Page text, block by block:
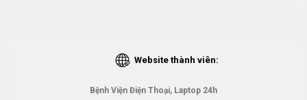
Website thành viên:
Bệnh Viện Điện Thoại, Laptop 24h